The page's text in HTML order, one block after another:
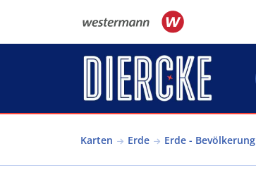
Karten Erde Erde - Bevölkerung